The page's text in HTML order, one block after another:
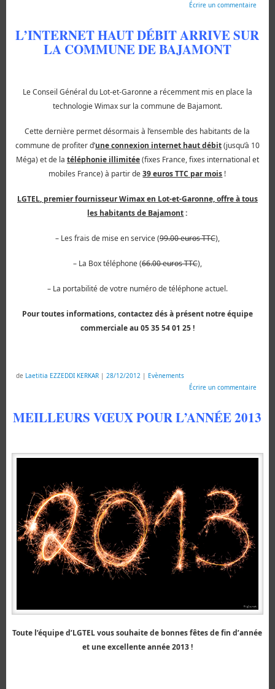
Écrire un commentaire
L’INTERNET HAUT DÉBIT ARRIVE SUR
LA COMMUNE DE BAJAMONT
Le Conseil Général du Lot-et-Garonne a récemment mis en place la
technologie Wimax sur la commune de Bajamont.
Cette dernière permet désormais à l’ensemble des habitants de la
commune de profiter d’une connexion internet haut débit(jusqu’à 10
Méga) et de la téléphonie illimitée(fixes France, fixes international et
mobiles France) à partir de39 euros TTC par mois !
LGTEL, premier fournisseur Wimax en Lot-et-Garonne, offre à tous
les habitants de Bajamont:
– Les frais de mise en service (99.00 euros TTC),
– La Box téléphone (66.00 euros TTC),
– La portabilité de votre numéro de téléphone actuel.
Pour toutes informations, contactez dés à présent notre équipe
commerciale au 05 35 54 01 25 !
de Laetitia EZZEDDI KERKAR | 28/12/2012 | Evènements
Écrire un commentaire
MEILLEURS VŒUX POUR L’ANNÉE 2013
Toute l’équipe d’LGTELvous souhaite de bonnes fêtes de fin d’année
et une excellente année 2013 !